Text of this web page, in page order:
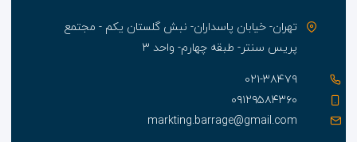
تهران- خیابان پاسداران- نبش گلستان یکم - مجتمع
پریس سنتر- طبقه چهارم- واحد ۳
۰۲۱-۳۸۴۷۹
۰۹۱۲۹۵۸۴۳۶۰
markting.barrage@gmail.com